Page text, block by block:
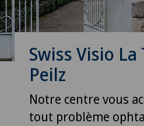
Swiss Visio La
Peilz
Notre centre vous
tout problème